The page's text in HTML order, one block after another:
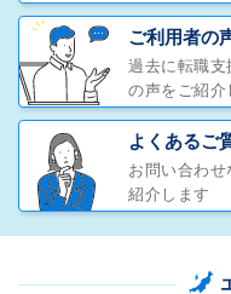
ご利用者の
過去に転職
の声をご紹介
よくあるご
お問い合わ
紹介します